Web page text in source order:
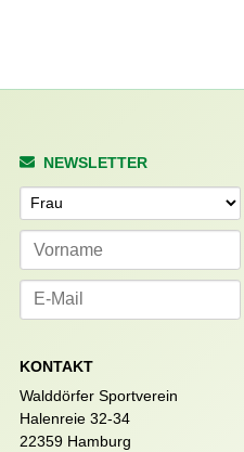
NEWSLETTER
Anrede
KONTAKT
Walddörfer Sportverein
Halenreie 32-34
22359 Hamburg